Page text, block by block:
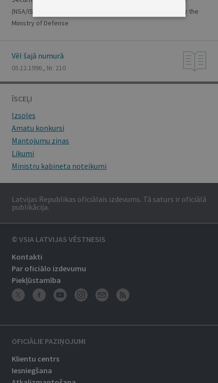
(NSA/ISSO) and the Government of Latvia as represented by the
Ministry of Defense
Vēl šajā numurā
05.12.1996., Nr. 210
ĪSCEĻI
Izsoles
Amatu konkursi
Mantojumu ziņas
Likumi
Ministru kabineta noteikumi
Latvijas Republikas oficiālais izdevums. Tā saturs ir oficiālā
publikācija.
© VSIA LATVIJAS VĒSTNESIS
Kontakti
Par oficiālo izdevumu
Piekļūstamība
OFICIĀLIE PAZIŅOJUMI
Klientu centrs
Iesniegšana